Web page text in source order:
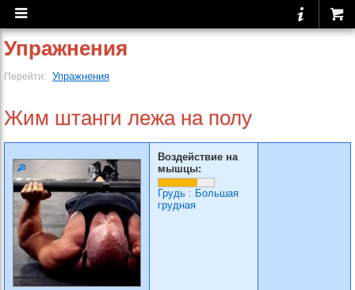
Упражнения
Перейти: Упражнения
Жим штанги лежа на полу
Воздействие на
мышцы:
Грудь : Большая
грудная